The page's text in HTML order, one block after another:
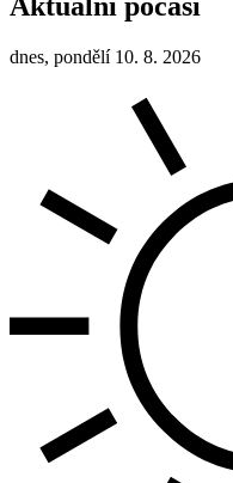
Aktuální počasí
dnes, pondělí 10. 8. 2026